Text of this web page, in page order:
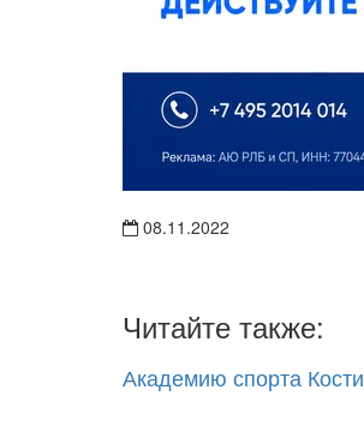
08.11.2022
Читайте также:
Академию спорта